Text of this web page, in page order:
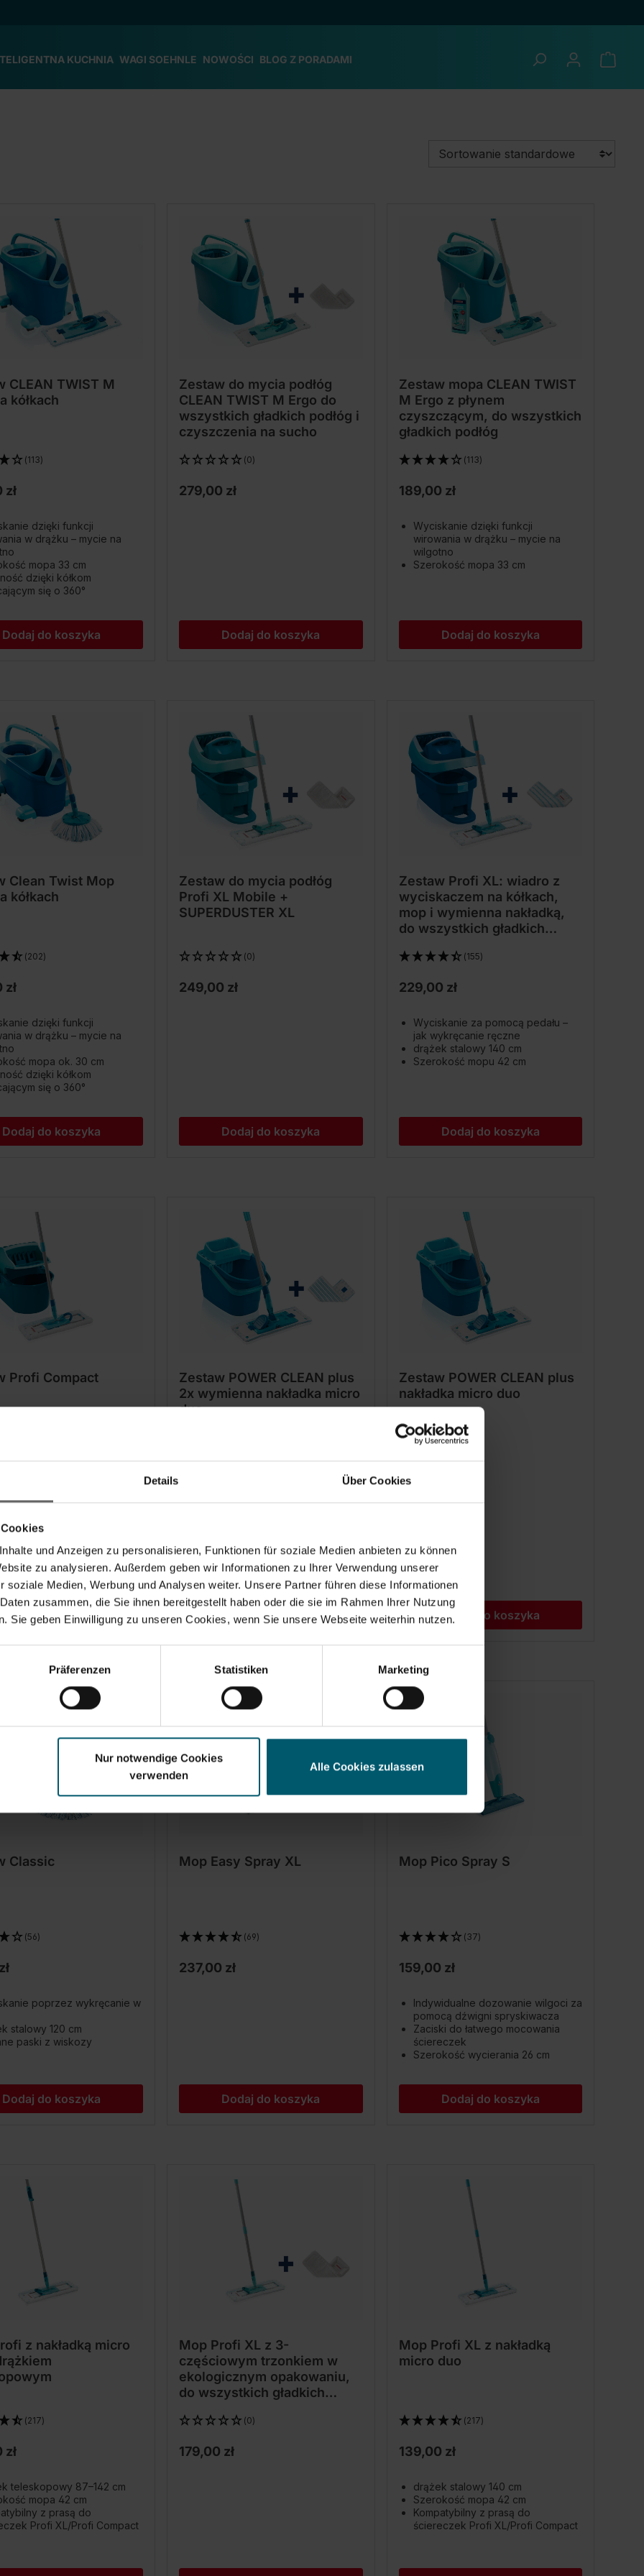
Details Über Cookies
und Anzeigen zu personalisieren, Funktionen für soziale Medien anbieten zu können
zu analysieren. Außerdem geben wir Informationen zu Ihrer Verwendung unserer
soziale Medien, Werbung und Analysen weiter. Unsere Partner führen diese Informationen
zusammen, die Sie ihnen bereitgestellt haben oder die sie im Rahmen Ihrer Nutzung
Sie geben Einwilligung zu unseren Cookies, wenn Sie unsere Webseite weiterhin nutzen.
Präferenzen Statistiken Marketing
Nur notwendige Cookies
verwenden
Alle Cookies zulassen
KUCHNIA WAGI SOEHNLE NOWOŚCI BLOG Z PORADAMI
CLEAN TWIST M
kółkach
(113)
zł
dzięki funkcji
w drążku – mycie na
mopa 33 cm
dzięki kółkom
się o 360°
Dodaj do koszyka
Zestaw do mycia podłóg
CLEAN TWIST M Ergo do
wszystkich gładkich podłóg i
czyszczenia na sucho
(0)
279,00 zł
Dodaj do koszyka
Zestaw mopa CLEAN TWIST
M Ergo z płynem
czyszczącym, do wszystkich
gładkich podłóg
(113)
189,00 zł
Wyciskanie dzięki funkcji
wirowania w drążku – mycie na
wilgotno
Szerokość mopa 33 cm
Dodaj do koszyka
Clean Twist Mop
kółkach
(202)
zł
dzięki funkcji
w drążku – mycie na
mopa ok. 30 cm
dzięki kółkom
się o 360°
Dodaj do koszyka
Zestaw do mycia podłóg
Profi XL Mobile +
SUPERDUSTER XL
(0)
249,00 zł
Dodaj do koszyka
Zestaw Profi XL: wiadro z
wyciskaczem na kółkach,
mop i wymienna nakładką,
do wszystkich gładkich
(155)
229,00 zł
Wyciskanie za pomocą pedału –
jak wykręcanie ręczne
drążek stalowy 140 cm
Szerokość mopu 42 cm
Dodaj do koszyka
Profi Compact
– jak przy wyciskaniu
stalowy 140 cm
mopu 42 cm
Dodaj do koszyka
Zestaw POWER CLEAN plus
2x wymienna nakładka micro
duo
drążek stalowy 140 cm
Szerokość mopa 33 cm
Dodaj do koszyka
Zestaw POWER CLEAN plus
nakładka micro duo
109,00 zł
Dodaj do koszyka
Classic
(56)
poprzez wykręcanie w
stalowy 120 cm
paski z wiskozy
Dodaj do koszyka
Mop Easy Spray XL
(69)
237,00 zł
Dodaj do koszyka
Mop Pico Spray S
(37)
159,00 zł
Indywidualne dozowanie wilgoci za
pomocą dźwigni spryskiwacza
Zaciski do łatwego mocowania
ściereczek
Szerokość wycierania 26 cm
Dodaj do koszyka
z nakładką micro
(217)
zł
teleskopowy 87–142 cm
mopa 42 cm
z prasą do
Profi XL/Profi Compact
Mop Profi XL z 3-
częściowym trzonkiem w
ekologicznym opakowaniu,
do wszystkich gładkich
sucho
(0)
179,00 zł
Mop Profi XL z nakładką
micro duo
(217)
139,00 zł
drążek stalowy 140 cm
Szerokość mopa 42 cm
Kompatybilny z prasą do
ściereczek Profi XL/Profi Compact